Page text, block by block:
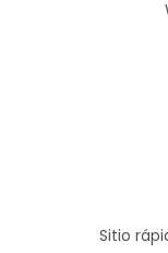
Sitio